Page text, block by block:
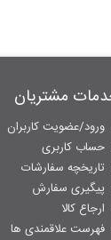
مشتریان
ورود/عضویت کاربران
حساب کاربری
تاریخچه سفارشات
پیگیری سفارش
ارجاع کالا
فهرست علاقمندی ها